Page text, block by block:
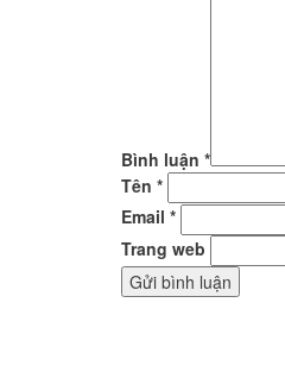
Bình luận *
Tên *
Email *
Trang web